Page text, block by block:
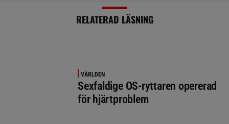
RELATERAD LÄSNING
VÄRLDEN
Sexfaldige OS-ryttaren opererad
för hjärtproblem